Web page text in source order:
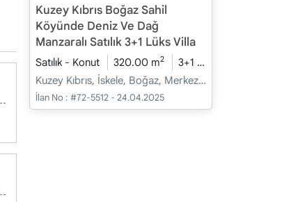
Kuzey Kıbrıs Boğaz Sahil
Köyünde Deniz Ve Dağ
Manzaralı Satılık 3+1 Lüks Villa
Satılık - Konut 320.00 m2 3+1
Kuzey Kıbrıs, İskele, Boğaz, Merkez - Merkez
İlan No : #72-5512 - 24.04.2025